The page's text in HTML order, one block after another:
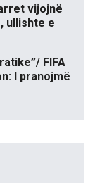
vijojnë
ullishte e
FIFA
I pranojmë